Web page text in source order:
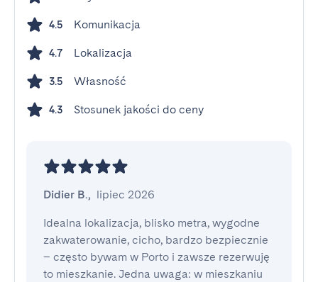
4.5 Komunikacja
4.7 Lokalizacja
3.5 Własność
4.3 Stosunek jakości do ceny
Didier B., lipiec 2026
Idealna lokalizacja, blisko metra, wygodne
zakwaterowanie, cicho, bardzo bezpiecznie
– często bywam w Porto i zawsze rezerwuję
to mieszkanie. Jedna uwaga: w mieszkaniu